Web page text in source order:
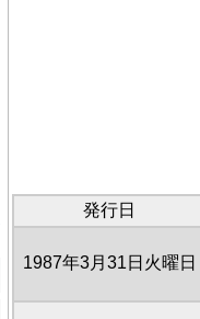
発行日
1987年3月31日火曜日